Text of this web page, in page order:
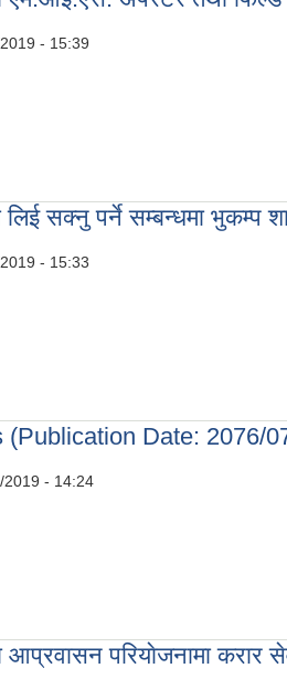
- 15:39
लिई सक्नु पर्ने सम्बन्धमा भुकम्प
- 15:33
(Publication Date: 2076/
2019 - 14:24
आप्रवासन परियाेजनामा करार